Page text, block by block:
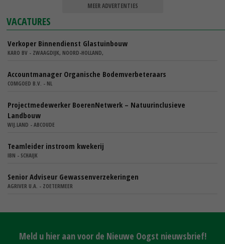
MEER ADVERTENTIES
VACATURES
Verkoper Binnendienst Glastuinbouw
KARO BV - ZWAAGDIJK, NOORD-HOLLAND,
Accountmanager Organische Bodemverbeteraars
COMGOED B.V. - NL
Projectmedewerker BoerenNetwerk – Natuurinclusieve
Landbouw
WIJ.LAND - ABCOUDE
Teamleider instroom kwekerij
IBN - SCHAIJK
Senior Adviseur Gewassenverzekeringen
AGRIVER U.A. - ZOETERMEER
Meld u hier aan voor de Nieuwe Oogst nieuwsbrief!